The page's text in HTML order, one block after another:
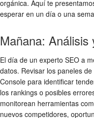
orgánica. Aquí te
esperar en un día o una
Mañana: Análisis
El día de un experto SEO a
datos. Revisar los paneles
Console para identificar
los rankings o posibles
monitorean herramientas
nuevos competidores,